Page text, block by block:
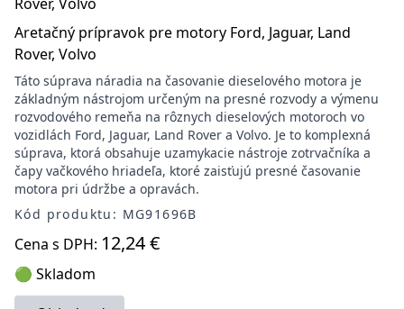
Aretačný prípravok pre motory Ford, Jaguar, Land
Rover, Volvo
Táto súprava náradia na časovanie dieselového motora je
základným nástrojom určeným na presné rozvody a výmenu
rozvodového remeňa na rôznych dieselových motoroch vo
vozidlách Ford, Jaguar, Land Rover a Volvo. Je to komplexná
súprava, ktorá obsahuje uzamykacie nástroje zotrvačníka a
čapy vačkového hriadeľa, ktoré zaisťujú presné časovanie
motora pri údržbe a opravách.
Kód produktu: MG91696B
Cena s DPH: 12,24 €
🟢 Skladom